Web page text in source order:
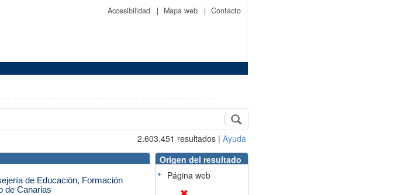
Accesibilidad | Mapa web | Contacto
2.603.451 resultados | Ayuda
de Educación, Formación
de Canarias
Origen del resultado
Página web